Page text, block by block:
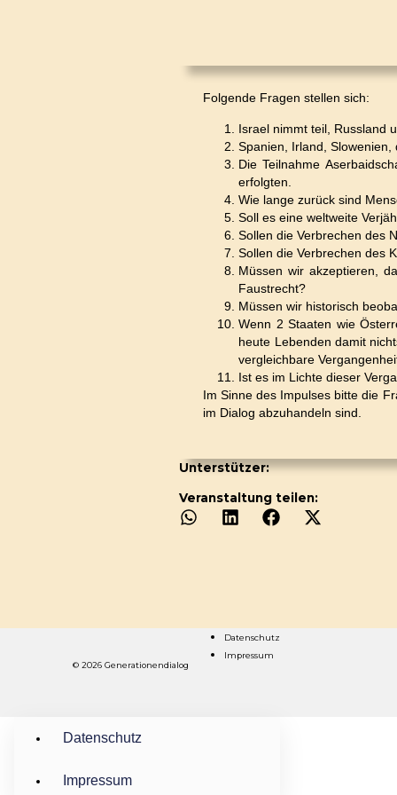
Folgende Fragen stellen sich:
Israel nimmt teil, Russland
Spanien, Irland,
Die Teilnahme
erfolgten.
Wie lange zurück sind
Soll es eine weltweite
Sollen die Verbrechen des
Sollen die Verbrechen des
Müssen wir akzeptieren,
Faustrecht?
Müssen wir historisch
Wenn 2 Staaten wie
heute Lebenden damit
vergleichbare
Ist es im Lichte dieser
Im Sinne des Impulses bitte die
im Dialog abzuhandeln sind.
Unterstützer:
Veranstaltung teilen:
© 2026 Generationendialog
Datenschutz
Impressum
Datenschutz
Impressum